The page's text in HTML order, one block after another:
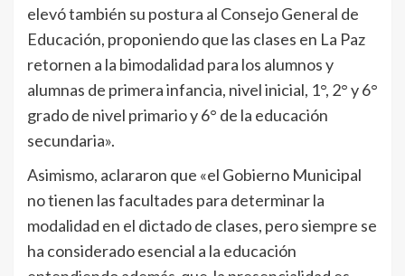
elevó también su postura al Consejo General de
Educación, proponiendo que las clases en La Paz
retornen a la bimodalidad para los alumnos y
alumnas de primera infancia, nivel inicial, 1°, 2° y 6°
grado de nivel primario y 6° de la educación
secundaria».
Asimismo, aclararon que «el Gobierno Municipal
no tienen las facultades para determinar la
modalidad en el dictado de clases, pero siempre se
ha considerado esencial a la educación